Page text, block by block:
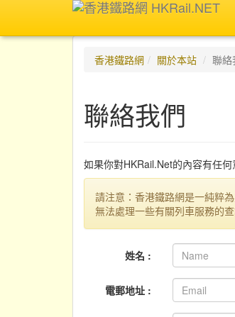
香港鐵路網 關於本站 聯絡
聯絡我們
如果你對HKRail.Net的內容有任
請注意：香港鐵路網是一純粹
無法處理一些有關列車服務的
姓名 :
電郵地址 :